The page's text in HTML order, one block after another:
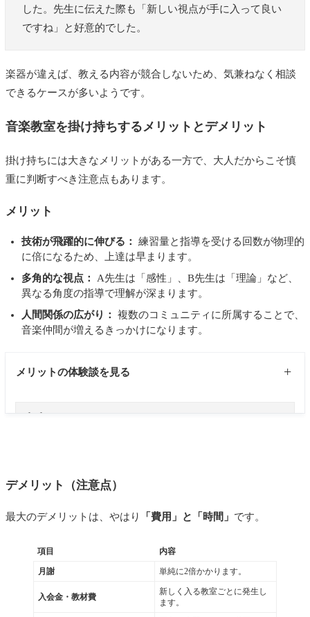
した。先生に伝えた際も「新しい視点が手に入って良い
ですね」と好意的でした。
楽器が違えば、教える内容が競合しないため、気兼ねなく相談
できるケースが多いようです。
音楽教室を掛け持ちするメリットとデメリット
掛け持ちには大きなメリットがある一方で、大人だからこそ慎
重に判断すべき注意点もあります。
メリット
技術が飛躍的に伸びる：
練習量と指導を受ける回数が物理的
に倍になるため、上達は早まります。
多角的な視点：
A先生は「感性」、B先生は「理論」など、
異なる角度の指導で理解が深まります。
人間関係の広がり：
複数のコミュニティに所属することで、
音楽仲間が増えるきっかけになります。
メリットの体験談を見る
そこで受けていた中で、基礎の練習を大事にする先
ことを大事にする先生がいる教室の2つに出会い、レ
どちらもアリだと思いましたが、長く弾くなら基礎
は上達において絶対大事だし、でも曲が叩かないの
もそれはつまらない…と感じ、どちらが自分に合う
デメリット（注意点）
最大のデメリットは、やはり 「費用」と「時間」 です。
項目 内容
月謝 単純に2倍かかります。
入会金・教材費
新しく入る教室ごとに発生し
ます。